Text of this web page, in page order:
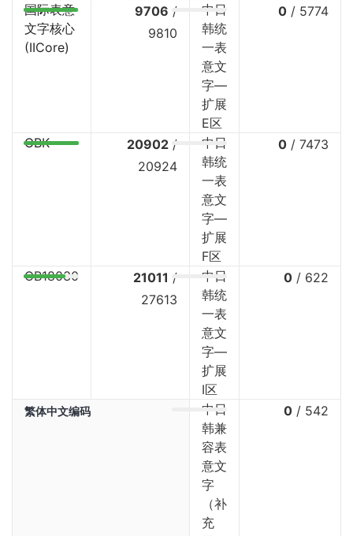
国际表意
文字核心
(IICore)
9706 /
9810
中日
韩统
一表
意文
字—
扩展
E区
0 / 5774
GBK 20902 /
20924
中日
韩统
一表
意文
字—
扩展
F区
0 / 7473
GB18030 21011 /
27613
中日
韩统
一表
意文
字—
扩展
I区
0 / 622
繁体中文编码
中日
韩兼
容表
意文
字
（补
充
0 / 542